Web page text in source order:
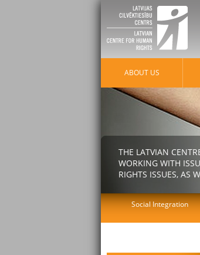
ABOUT US
THE LATVIAN
WORKING WITH
RIGHTS ISSUES, AS
Social Integration